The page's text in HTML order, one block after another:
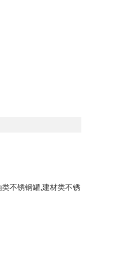
不锈钢罐,建材类不锈